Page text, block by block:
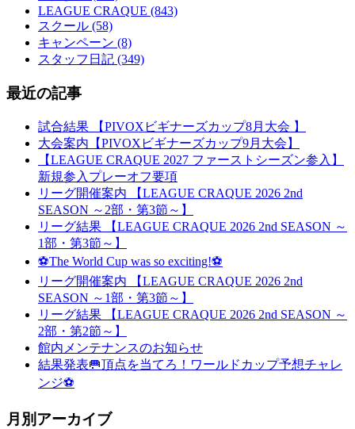
LEAGUE CRAQUE (843)
スクール (58)
キャンペーン (8)
スタッフ日記 (349)
最近の記事
試合結果 【PIVOXビギナーズカップ8月大会 】
大会案内【PIVOXビギナーズカップ9月大会】
【LEAGUE CRAQUE 2027 ファーストシーズン参入】
新規参入プレーオフ要項
リーグ開催案内 【LEAGUE CRAQUE 2026 2nd
SEASON ～2部・第3節～】
リーグ結果 【LEAGUE CRAQUE 2026 2nd SEASON ～
1部・第3節～】
⚽The World Cup was so exciting!⚽
リーグ開催案内 【LEAGUE CRAQUE 2026 2nd
SEASON ～1部・第3節～】
リーグ結果 【LEAGUE CRAQUE 2026 2nd SEASON ～
2部・第2節～】
館内メンテナンスのお知らせ
結果発表🥅頂点を当てろ！ワールドカップ予想チャレ
ンジ⚽
月別アーカイブ